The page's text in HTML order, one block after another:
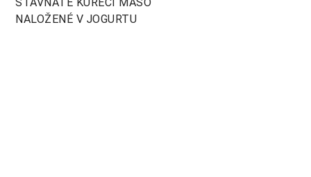
NALOŽENÉ V JOGURTU